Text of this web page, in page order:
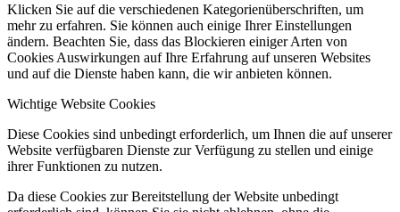
Klicken Sie auf die verschiedenen Kategorienüberschriften, um
mehr zu erfahren. Sie können auch einige Ihrer Einstellungen
ändern. Beachten Sie, dass das Blockieren einiger Arten von
Cookies Auswirkungen auf Ihre Erfahrung auf unseren Websites
und auf die Dienste haben kann, die wir anbieten können.
Wichtige Website Cookies
Diese Cookies sind unbedingt erforderlich, um Ihnen die auf unserer
Website verfügbaren Dienste zur Verfügung zu stellen und einige
ihrer Funktionen zu nutzen.
Da diese Cookies zur Bereitstellung der Website unbedingt